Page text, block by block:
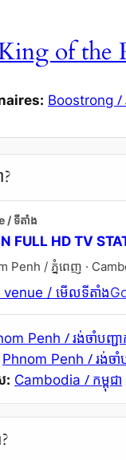
of the
Boostrong /
/ ទីតាំង
FULL HD TV
Penh / ភ្នំពេញ ·
/ មើលទីតាំង
Penh / រង់ចាំបញ្ជ
Phnom Penh / រង់ចាំ
: Cambodia / កម្ពុជា